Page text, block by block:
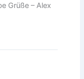
Grüße – Alex